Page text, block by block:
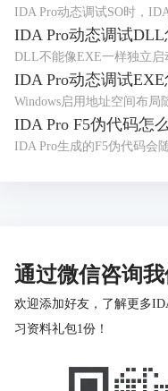
通过微信咨询我
欢迎添加好友，了解更多
习资料礼包1份！